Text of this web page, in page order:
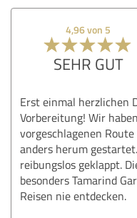
4,96 von 5
SEHR GUT
Erst einmal herzlichen
Vorbereitung! Wir
vorgeschlagenen
anders herum
reibungslos geklappt.
besonders Tamarind
Reisen nie entdecken.